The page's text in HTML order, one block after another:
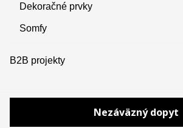
Dekoračné prvky
Somfy
B2B projekty
Nezáväzný dopyt